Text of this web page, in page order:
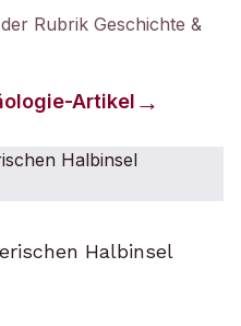
Rubrik Geschichte &
-Artikel
Halbinsel